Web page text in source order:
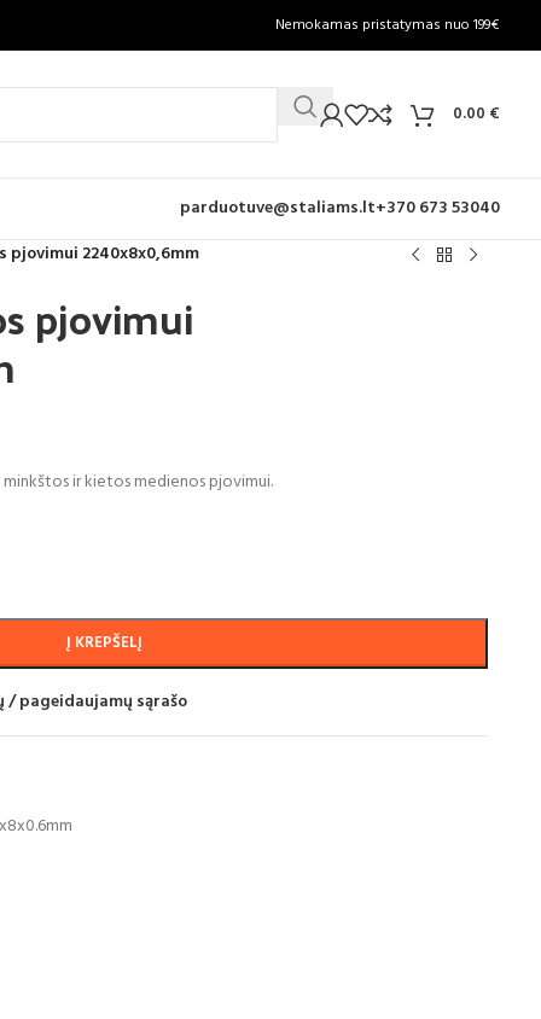
Nemokamas pristatymas nuo 199€
0.00 €
parduotuve@staliams.lt+370 673 53040
pjovimui 2240x8x0,6mm
pjovimui
ir kietos medienos pjovimui.
Į KREPŠELĮ
pageidaujamų sąrašo